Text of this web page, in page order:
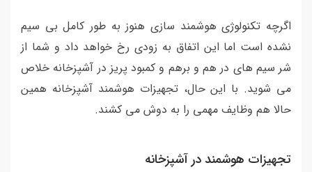
اگرچه تکنولوژی هوشمند سازی هنوز به طور کامل بی سیم
نشده است اما این اتفاق به زودی رخ خواهد داد و شما از
شر سیم های در هم و برهم و کمبود پریز در آشپزخانه خلاص
می شوید. با این حال، تجهیزات هوشمند آشپزخانه همین
حالا هم وظایف مهمی را به دوش می کشند.
تجهیزات هوشمند در آشپزخانه